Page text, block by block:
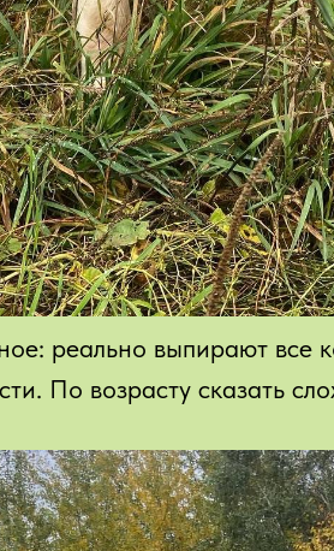
реально выпирают все
По возрасту сказать